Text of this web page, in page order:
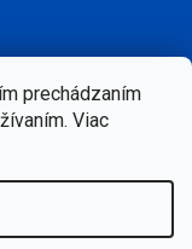
prechádzaním
Viac